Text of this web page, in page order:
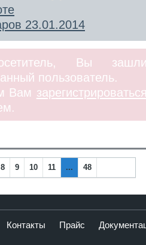
23.01.2014
Вы
пользователь.
Вам
8 9 10 11 ...
48
Контакты Прайс